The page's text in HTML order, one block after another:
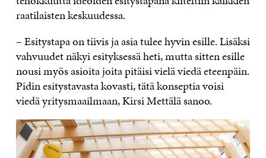
raatilaisten keskuudessa.
– Esitystapa on tiivis ja asia tulee hyvin esille. Lisäksi
vahvuudet näkyi esityksessä heti, mutta sitten esille
nousi myös asioita joita pitäisi vielä viedä eteenpäin.
Pidin esitystavasta kovasti, tätä konseptia voisi
viedä yritysmaailmaan, Kirsi Mettälä sanoo.